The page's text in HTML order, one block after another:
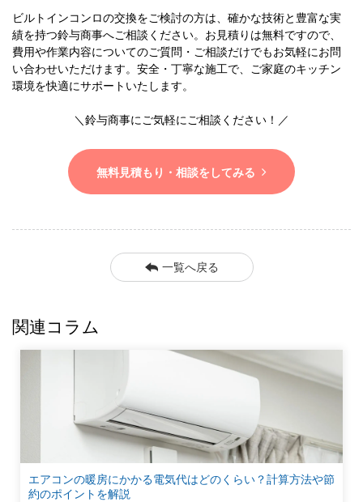
ビルトインコンロの交換をご検討の方は、確かな技術と豊富な実
績を持つ鈴与商事へご相談ください。お見積りは無料ですので、
費用や作業内容についてのご質問・ご相談だけでもお気軽にお問
い合わせいただけます。安全・丁寧な施工で、ご家庭のキッチン
環境を快適にサポートいたします。
＼鈴与商事にご気軽にご相談ください！／
無料見積もり・相談をしてみる
一覧へ戻る
関連コラム
エアコンの暖房にかかる電気代はどのくらい？計算方法や節
約のポイントを解説